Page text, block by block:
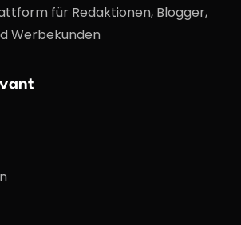
für Redaktionen, Blogger,
Werbekunden